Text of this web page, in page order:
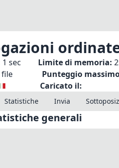
1 sec Limite di memoria:
file Punteggio
Caricato il:
Statistiche Invia
generali